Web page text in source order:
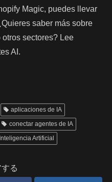
Magic, puedes llevar
saber más sobre
sectores? Lee
AI.
aplicaciones de IA
conectar agentes de IA
Inteligencia Artificial
る